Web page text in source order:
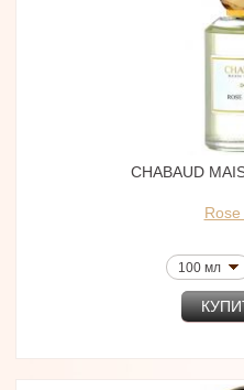
CHABAUD
100 мл